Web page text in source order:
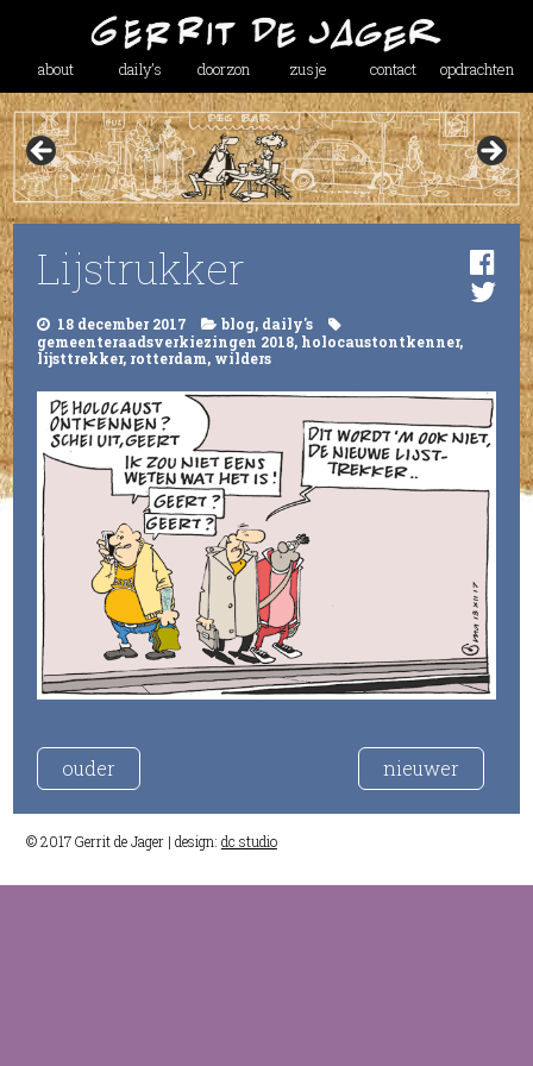
about daily’s doorzon zusje contact opdrachten
Lijstrukker
18 december 2017 blog, daily's
gemeenteraadsverkiezingen 2018, holocaustontkenner,
lijsttrekker, rotterdam, wilders
ouder nieuwer
© 2017 Gerrit de Jager | design: dc studio